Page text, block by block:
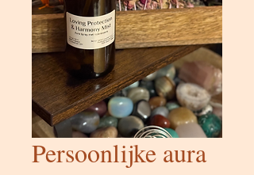
Persoonlijke aura